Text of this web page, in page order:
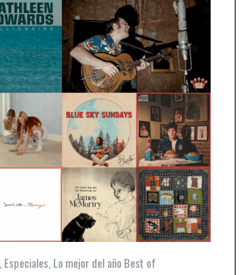
Especiales, Lo mejor del año Best of